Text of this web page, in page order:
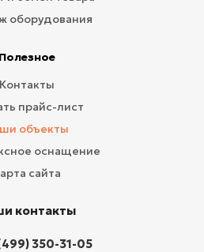
оборудования
Полезное
Контакты
прайс-лист
объекты
оснащение
сайта
контакты
350-31-05